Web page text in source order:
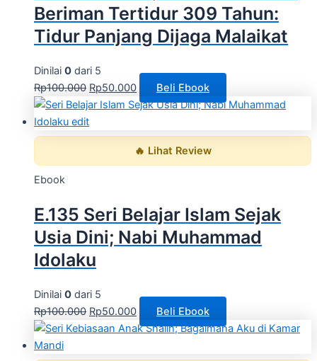
Beriman Tertidur 309 Tahun:
Tidur Panjang Dijaga Malaikat
Dinilai 0 dari 5
Rp100.000 Rp50.000 Beli Ebook
🔥 Lihat Review
Ebook
E.135 Seri Belajar Islam Sejak
Usia Dini; Nabi Muhammad
Idolaku
Dinilai 0 dari 5
Rp100.000 Rp50.000 Beli Ebook